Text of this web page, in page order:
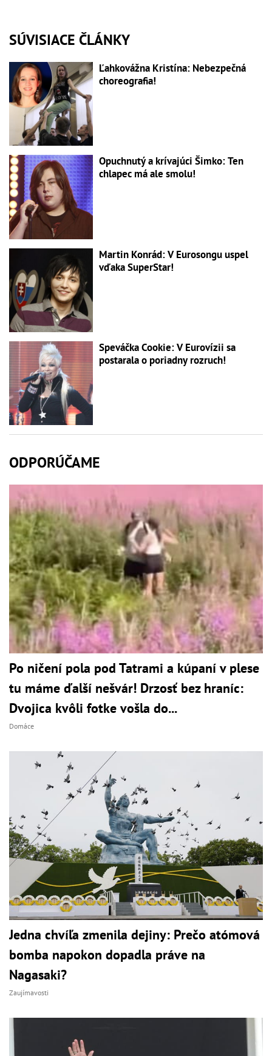
SÚVISIACE ČLÁNKY
Ľahkovážna Kristína: Nebezpečná
choreografia!
Opuchnutý a krívajúci Šimko: Ten
chlapec má ale smolu!
Martin Konrád: V Eurosongu uspel
vďaka SuperStar!
Speváčka Cookie: V Eurovízii sa
postarala o poriadny rozruch!
ODPORÚČAME
Po ničení pola pod Tatrami a kúpaní v plese
tu máme ďalší nešvár! Drzosť bez hraníc:
Dvojica kvôli fotke vošla do...
Domáce
Jedna chvíľa zmenila dejiny: Prečo atómová
bomba napokon dopadla práve na
Nagasaki?
Zaujímavosti